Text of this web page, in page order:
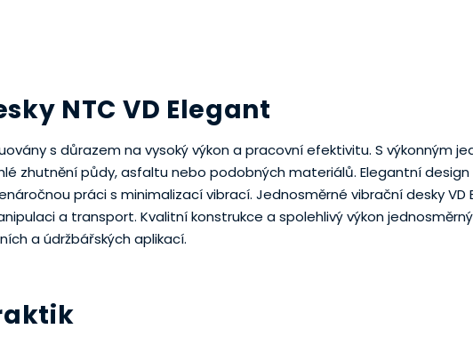
NTC VD Elegant
s důrazem na vysoký výkon a pracovní efektivitu. S výkonným
zhutnění půdy, asfaltu nebo podobných materiálů. Elegantní
práci s minimalizací vibrací. Jednosměrné vibrační desky VD
a transport. Kvalitní konstrukce a spolehlivý výkon
a údržbářských aplikací.